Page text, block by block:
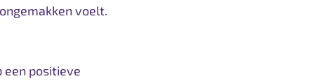
voelt.
een positieve